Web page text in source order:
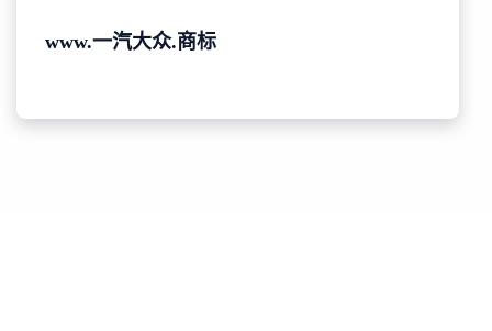
www.一汽大众.商标